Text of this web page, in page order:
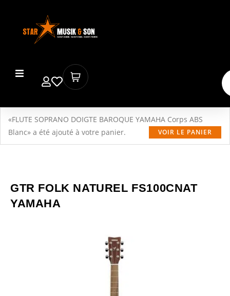
«FLUTE SOPRANO DOIGTE BAROQUE YAMAHA Corps ABS
Blanc» a été ajouté à votre panier.
VOIR LE PANIER
GTR FOLK NATUREL FS100CNAT
YAMAHA